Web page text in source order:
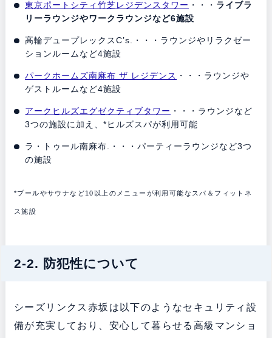
東京ポートシティ竹芝レジデンスタワー ・・・ ライブラ
リーラウンジやワークラウンジなど6施設
高輪デュープレックスC’s.・・・ラウンジやリラクゼー
ションルームなど4施設
パークホームズ南麻布 ザ レジデンス ・・・ラウンジや
ゲストルームなど4施設
アークヒルズエグゼクティブタワー ・・・ラウンジなど
3つの施設に加え、*ヒルズスパが利用可能
ラ・トゥール南麻布.・・・パーティーラウンジなど3つ
の施設
*プールやサウナなど10以上のメニューが利用可能なスパ＆フィットネ
ス施設
2-2. 防犯性について
シーズリンクス赤坂は以下のようなセキュリティ設
備が充実しており、安心して暮らせる高級マンショ